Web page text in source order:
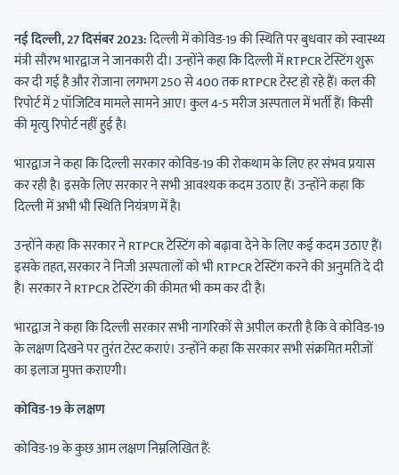
नई दिल्ली, 27 दिसंबर 2023:दिल्ली में कोविड-19 की स्थिति पर बुधवार को स्वास्थ्य
मंत्री सौरभ भारद्वाज ने जानकारी दी। उन्होंने कहा कि दिल्ली में RTPCR टेस्टिंग शुरू
कर दी गई है और रोजाना लगभग 250 से 400 तक RTPCR टेस्ट हो रहे हैं। कल की
रिपोर्ट में 2 पॉजिटिव मामले सामने आए। कुल 4-5 मरीज अस्पताल में भर्ती हैं। किसी
की मृत्यु रिपोर्ट नहीं हुई है।
भारद्वाज ने कहा कि दिल्ली सरकार कोविड-19 की रोकथाम के लिए हर संभव प्रयास
कर रही है। इसके लिए सरकार ने सभी आवश्यक कदम उठाए हैं। उन्होंने कहा कि
दिल्ली में अभी भी स्थिति नियंत्रण में है।
उन्होंने कहा कि सरकार ने RTPCR टेस्टिंग को बढ़ावा देने के लिए कई कदम उठाए हैं।
इसके तहत, सरकार ने निजी अस्पतालों को भी RTPCR टेस्टिंग करने की अनुमति दे दी
है। सरकार ने RTPCR टेस्टिंग की कीमत भी कम कर दी है।
भारद्वाज ने कहा कि दिल्ली सरकार सभी नागरिकों से अपील करती है कि वे कोविड-19
के लक्षण दिखने पर तुरंत टेस्ट कराएं। उन्होंने कहा कि सरकार सभी संक्रमित मरीजों
का इलाज मुफ्त कराएगी।
कोविड-19 के लक्षण
कोविड-19 के कुछ आम लक्षण निम्नलिखित हैं: